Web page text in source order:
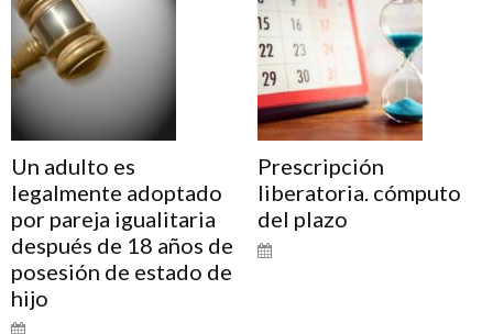
Un adulto es
legalmente adoptado
por pareja igualitaria
después de 18 años de
posesión de estado de
hijo
Prescripción
liberatoria. cómputo
del plazo